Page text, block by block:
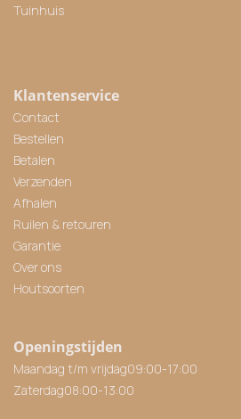
Tuinhuis
Klantenservice
Contact
Bestellen
Betalen
Verzenden
Afhalen
Ruilen & retouren
Garantie
Over ons
Houtsoorten
Openingstijden
Maandag t/m vrijdag09:00-17:00
Zaterdag08:00-13:00